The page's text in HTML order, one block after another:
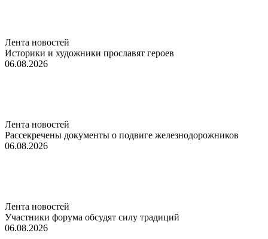
Лента новостей
Историки и художники прославят героев
06.08.2026
Лента новостей
Рассекречены документы о подвиге железнодорожников
06.08.2026
Лента новостей
Участники форума обсудят силу традиций
06.08.2026